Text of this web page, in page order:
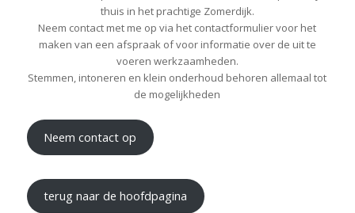
thuis in het prachtige Zomerdijk.
Neem contact met me op via het contactformulier voor het
maken van een afspraak of voor informatie over de uit te
voeren werkzaamheden.
Stemmen, intoneren en klein onderhoud behoren allemaal tot
de mogelijkheden
Neem contact op
terug naar de hoofdpagina